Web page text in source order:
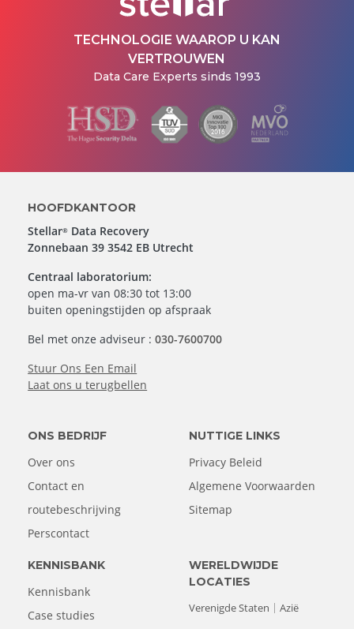
TECHNOLOGIE WAAROP U KAN
VERTROUWEN
Data Care Experts sinds 1993
HOOFDKANTOOR
Stellar® Data Recovery
Zonnebaan 39 3542 EB Utrecht
Centraal laboratorium:
open ma-vr van 08:30 tot 13:00
buiten openingstijden op afspraak
Bel met onze adviseur :030-7600700
Stuur Ons Een Email
Laat ons u terugbellen
ONS BEDRIJF
Over ons
Contact en
routebeschrijving
Perscontact
NUTTIGE LINKS
Privacy Beleid
Algemene Voorwaarden
Sitemap
KENNISBANK
Kennisbank
Case studies
WERELDWIJDE
LOCATIES
Verenigde Staten
Azië